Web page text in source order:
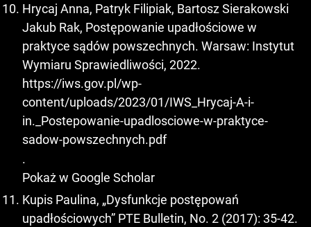
Hrycaj Anna, Patryk Filipiak, Bartosz Sierakowski
Jakub Rak, Postępowanie upadłościowe w
praktyce sądów powszechnych. Warsaw: Instytut
Wymiaru Sprawiedliwości, 2022.
https://iws.gov.pl/wp-
content/uploads/2023/01/IWS_Hrycaj-A-i-
in._Postepowanie-upadlosciowe-w-praktyce-
sadow-powszechnych.pdf
.
Pokaż w Google Scholar
Kupis Paulina, „Dysfunkcje postępowań
upadłościowych” PTE Bulletin, No. 2 (2017): 35-42.